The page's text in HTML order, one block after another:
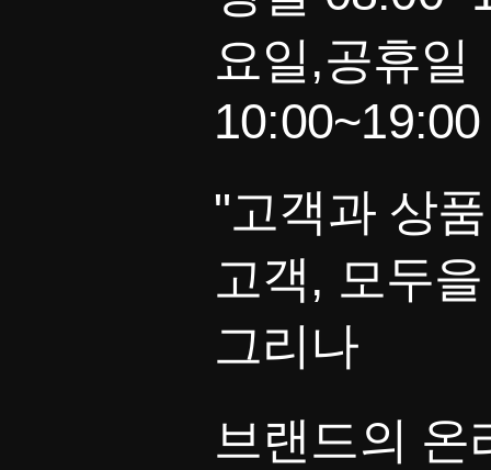
요일,공휴일
10:00~19:00
"고객과 상
고객, 모두
그리나
브랜드의 온